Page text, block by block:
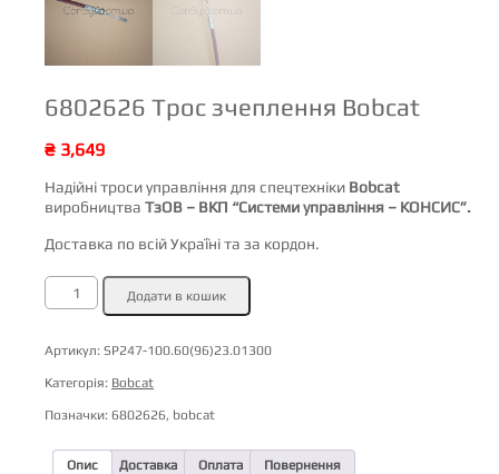
6802626 Трос зчеплення Bobcat
₴ 3,649
Надійні троси управління для спецтехніки Bobcat
виробництва ТзОВ – ВКП “Системи управління – КОНСИС”.
Доставка по всій Україні та за кордон.
6802626
зчеплення
кількість
Додати в кошик
Артикул: SP247-100.60(96)23.01300
Категорія: Bobcat
Позначки: 6802626, bobcat
Опис Доставка Оплата Повернення